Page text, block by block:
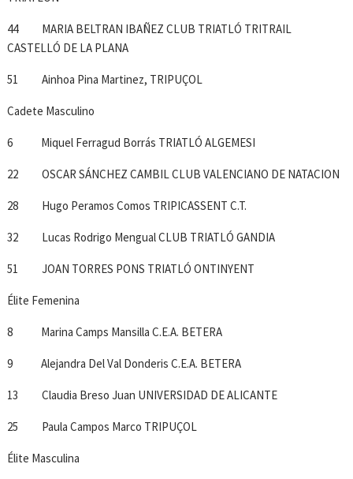
44 MARIA BELTRAN IBAÑEZ CLUB TRIATLÓ TRITRAIL
CASTELLÓ DE LA PLANA
51 Ainhoa Pina Martinez, TRIPUÇOL
Cadete Masculino
6 Miquel Ferragud Borrás TRIATLÓ ALGEMESI
22 OSCAR SÁNCHEZ CAMBIL CLUB VALENCIANO DE NATACION
28 Hugo Peramos Comos TRIPICASSENT C.T.
32 Lucas Rodrigo Mengual CLUB TRIATLÓ GANDIA
51 JOAN TORRES PONS TRIATLÓ ONTINYENT
Élite Femenina
8 Marina Camps Mansilla C.E.A. BETERA
9 Alejandra Del Val Donderis C.E.A. BETERA
13 Claudia Breso Juan UNIVERSIDAD DE ALICANTE
25 Paula Campos Marco TRIPUÇOL
Élite Masculina